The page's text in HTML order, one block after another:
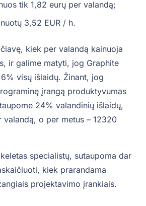
tik 1,82 eurų per valandą;
3,52 EUR / h.
kiek per valandą kainuoja
ir galime matyti, jog Graphite
visų išlaidų. Žinant, jog
įrangą produktyvumas
24% valandinių išlaidų,
valandą, o per metus – 12320
specialistų, sutaupoma dar
kiek prarandama
projektavimo įrankiais.